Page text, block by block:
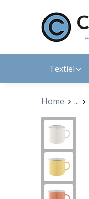
Textiel
Home ...